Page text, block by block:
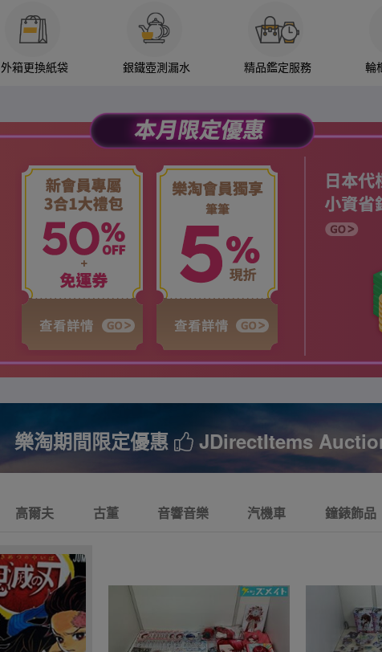
外箱更換紙袋 銀鐵壺測漏水 精品鑑定服務 輪
樂淘期間限定優惠 JDirectItems
高爾夫 古董 音響音樂 汽機車 鐘錶飾品